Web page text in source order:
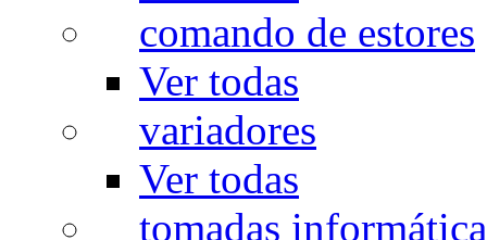
comando de estores
Ver todas
variadores
Ver todas
tomadas